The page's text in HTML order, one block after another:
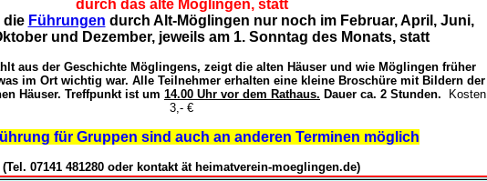
durch das alte Möglingen, statt
die Führungen durch Alt-Möglingen nur noch im Februar, April, Juni,
und Dezember, jeweils am 1. Sonntag des Monats, statt
aus der Geschichte Möglingens, zeigt die alten Häuser und wie Möglingen früher
im Ort wichtig war. Alle Teilnehmer erhalten eine kleine Broschüre mit Bildern der
Häuser. Treffpunkt ist um 14.00 Uhr vor dem Rathaus. Dauer ca. 2 Stunden.
Kosten
3,- €
für Gruppen sind auch an anderen Terminen möglich
(Tel. 07141 481280 oder kontakt ät heimatverein-moeglingen.de)